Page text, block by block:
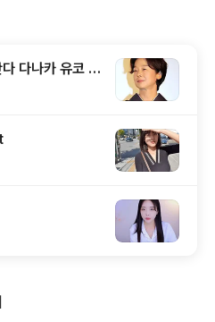
다나카 유코 T